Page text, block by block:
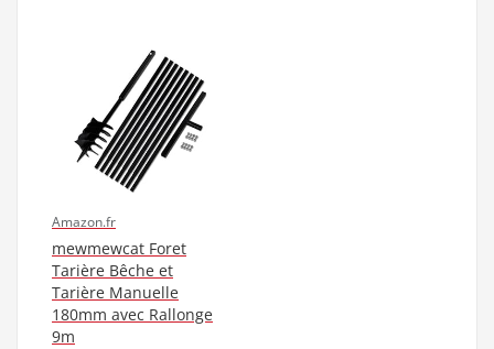
Amazon.fr
mewmewcat Foret
Tarière Bêche et
Tarière Manuelle
180mm avec Rallonge
9m